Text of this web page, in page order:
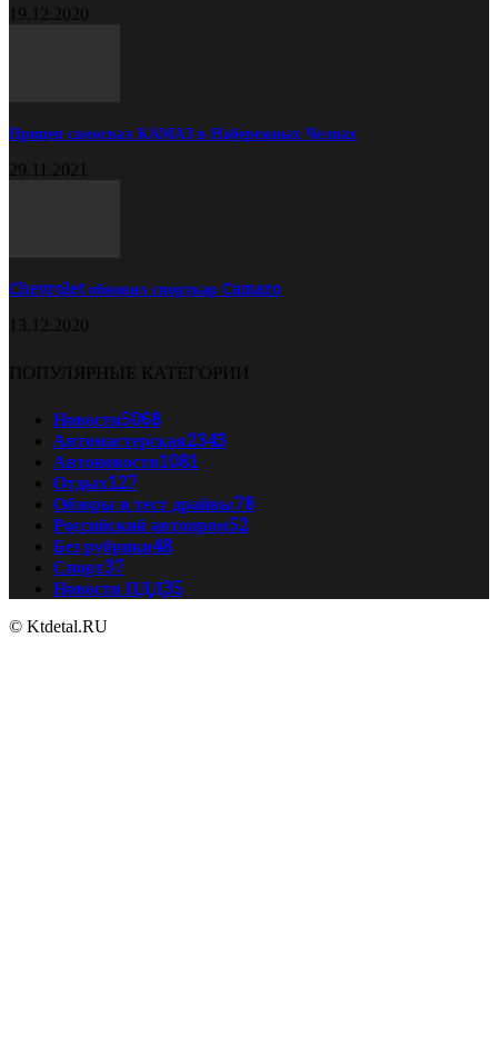
19.12.2020
Прицеп самосвал КАМАЗ в Набережных Челнах
29.11.2021
Chevrolet обновил спорткар Camaro
13.12.2020
ПОПУЛЯРНЫЕ КАТЕГОРИИ
Новости5068
Автомастерская2343
Автоновости1081
Отдых127
Обзоры и тест драйвы78
Российский автопром52
Без рубрики48
Спорт37
Новости ПДД35
© Ktdetal.RU